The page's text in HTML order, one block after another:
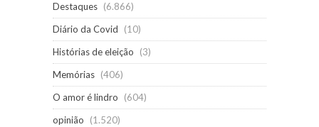
Destaques (6.866)
Diário da Covid
(10)
Histórias de eleição
(3)
Memórias (406)
O amor é lindro
(604)
opinião
(1.520)